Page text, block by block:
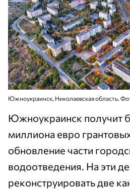
Южноукраинск, Николаевская область.
Южноукраинск получит
миллиона евро
обновление части
водоотведения. На эти
реконструировать две